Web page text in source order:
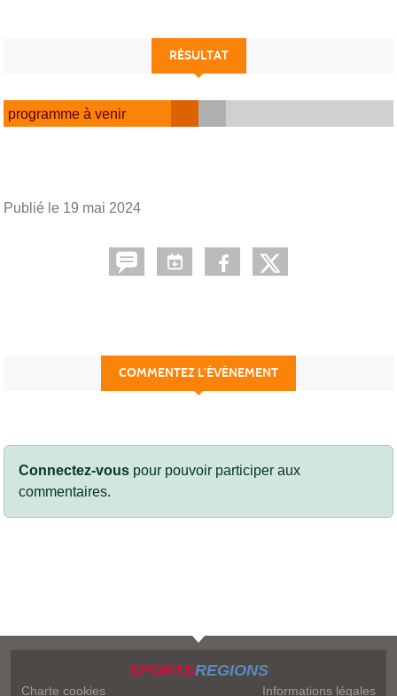
RÉSULTAT
programme à venir
Publié le 19 mai 2024
COMMENTEZ L’ÉVÈNEMENT
Connectez-vous pour pouvoir participer aux
commentaires.
SPORTSREGIONS
Charte cookies Informations légales